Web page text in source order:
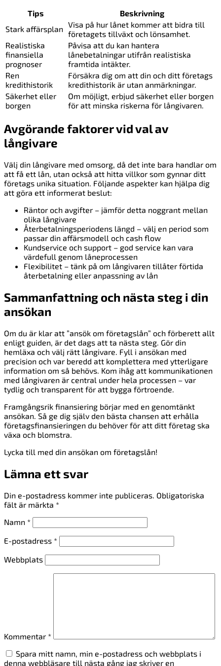
Tips
Beskrivning
Stark affärsplan Visa på hur lånet kommer att bidra till
företagets tillväxt och lönsamhet.
Realistiska
finansiella
prognoser
Påvisa att du kan hantera
lånebetalningar utifrån realistiska
framtida intäkter.
Ren
kredithistorik
Försäkra dig om att din och ditt företags
kredithistorik är utan anmärkningar.
Säkerhet eller
borgen
Om möjligt, erbjud säkerhet eller borgen
för att minska riskerna för långivaren.
Avgörande faktorer vid val av
långivare
Välj din långivare med omsorg, då det inte bara handlar om
att få ett lån, utan också att hitta villkor som gynnar ditt
företags unika situation. Följande aspekter kan hjälpa dig
att göra ett informerat beslut:
Räntor och avgifter – jämför detta noggrant mellan
olika långivare
Återbetalningsperiodens längd – välj en period som
passar din affärsmodell och cash flow
Kundservice och support – god service kan vara
värdefull genom låneprocessen
Flexibilitet – tänk på om långivaren tillåter förtida
återbetalning eller anpassning av lån
Sammanfattning och nästa steg i din
ansökan
Om du är klar att ”ansök om företagslån” och förberett allt
enligt guiden, är det dags att ta nästa steg. Gör din
hemläxa och välj rätt långivare. Fyll i ansökan med
precision och var beredd att komplettera med ytterligare
information om så behövs. Kom ihåg att kommunikationen
med långivaren är central under hela processen – var
tydlig och transparent för att bygga förtroende.
Framgångsrik finansiering börjar med en genomtänkt
ansökan. Så ge dig själv den bästa chansen att erhålla
företagsfinansieringen du behöver för att ditt företag ska
växa och blomstra.
Lycka till med din ansökan om företagslån!
Lämna ett svar
Din e-postadress kommer inte publiceras. Obligatoriska
fält är märkta *
Namn *
E-postadress *
Webbplats
Kommentar *
Spara mitt namn, min e-postadress och webbplats i
denna webbläsare till nästa gång jag skriver en